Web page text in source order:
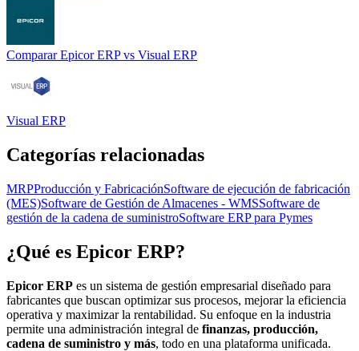
Comparar Epicor ERPvs Visual ERP
Visual ERP
Categorías relacionadas
MRPProducción y FabricaciónSoftware de ejecución de fabricación
(MES)Software de Gestión de Almacenes - WMSSoftware de
gestión de la cadena de suministroSoftware ERP para Pymes
¿Qué es Epicor ERP?
Epicor ERP es un sistema de gestión empresarial diseñado para
fabricantes que buscan optimizar sus procesos, mejorar la eficiencia
operativa y maximizar la rentabilidad. Su enfoque en la industria
permite una administración integral de finanzas, producción,
cadena de suministro y más, todo en una plataforma unificada.